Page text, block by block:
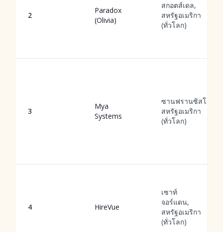
2
Paradox
(Olivia)
สกอตส์เดล,
สหรัฐอเมริกา
(ทั่วโลก)
3
Mya
Systems
ซานฟรานซิสโก,
สหรัฐอเมริกา
(ทั่วโลก)
4 HireVue
เซาท์
จอร์แดน,
สหรัฐอเมริกา
(ทั่วโลก)